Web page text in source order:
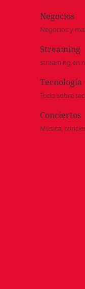
Negocios
Negocios y
Streaming
streaming en
Tecnología
Todo sobre
Conciertos
Música,